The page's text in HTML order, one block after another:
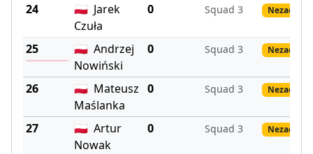
24 🇵🇱 Jarek
Czuła
0 Squad 3
25 🇵🇱 Andrzej
Nowiński
0 Squad 3
26 🇵🇱 Mateusz
Maślanka
0 Squad 3
27 🇵🇱 Artur
Nowak
0 Squad 3